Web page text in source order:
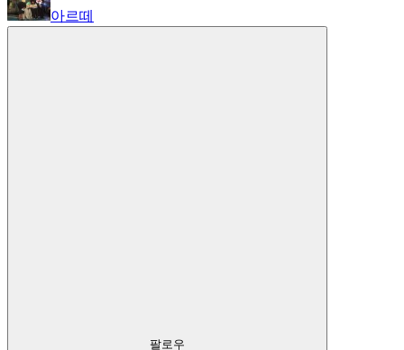
아르떼
팔로우